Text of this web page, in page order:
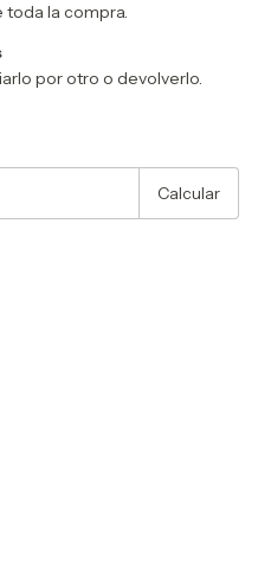
toda la compra.
por otro o devolverlo.
Calcular